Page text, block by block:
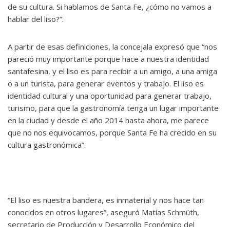
de su cultura. Si hablamos de Santa Fe, ¿cómo no vamos a
hablar del liso?”.
A partir de esas definiciones, la concejala expresó que “nos
pareció muy importante porque hace a nuestra identidad
santafesina, y el liso es para recibir a un amigo, a una amiga
o a un turista, para generar eventos y trabajo. El liso es
identidad cultural y una oportunidad para generar trabajo,
turismo, para que la gastronomía tenga un lugar importante
en la ciudad y desde el año 2014 hasta ahora, me parece
que no nos equivocamos, porque Santa Fe ha crecido en su
cultura gastronómica”.
“El liso es nuestra bandera, es inmaterial y nos hace tan
conocidos en otros lugares”, aseguró Matías Schmüth,
secretario de Producción y Desarrollo Económico del